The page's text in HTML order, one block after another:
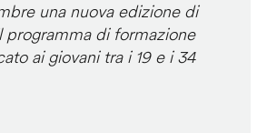
una nuova edizione di
programma di formazione
ai giovani tra i 19 e i 34